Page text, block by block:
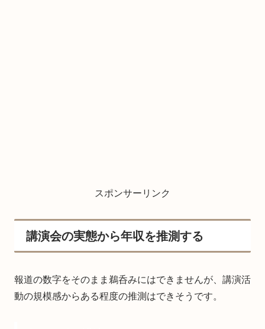
スポンサーリンク
講演会の実態から年収を推測する
報道の数字をそのまま鵜呑みにはできませんが、講演活
動の規模感からある程度の推測はできそうです。